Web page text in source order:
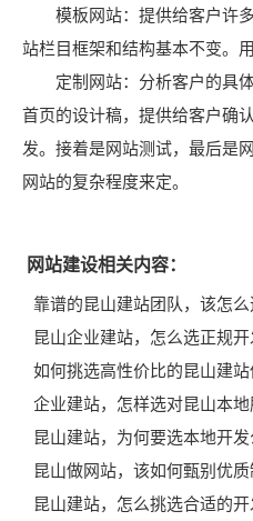
模板网站：提供给客户许多
站栏目框架和结构基本不变。用
定制网站：分析客户的具体
首页的设计稿，提供给客户确
发。接着是网站测试，最后是
网站的复杂程度来定。
网站建设相关内容：
靠谱的昆山建站团队，该怎么
昆山企业建站，怎么选正规开
如何挑选高性价比的昆山建站
企业建站，怎样选对昆山本地
昆山建站，为何要选本地开发
昆山做网站，该如何甄别优质
昆山建站，怎么挑选合适的开